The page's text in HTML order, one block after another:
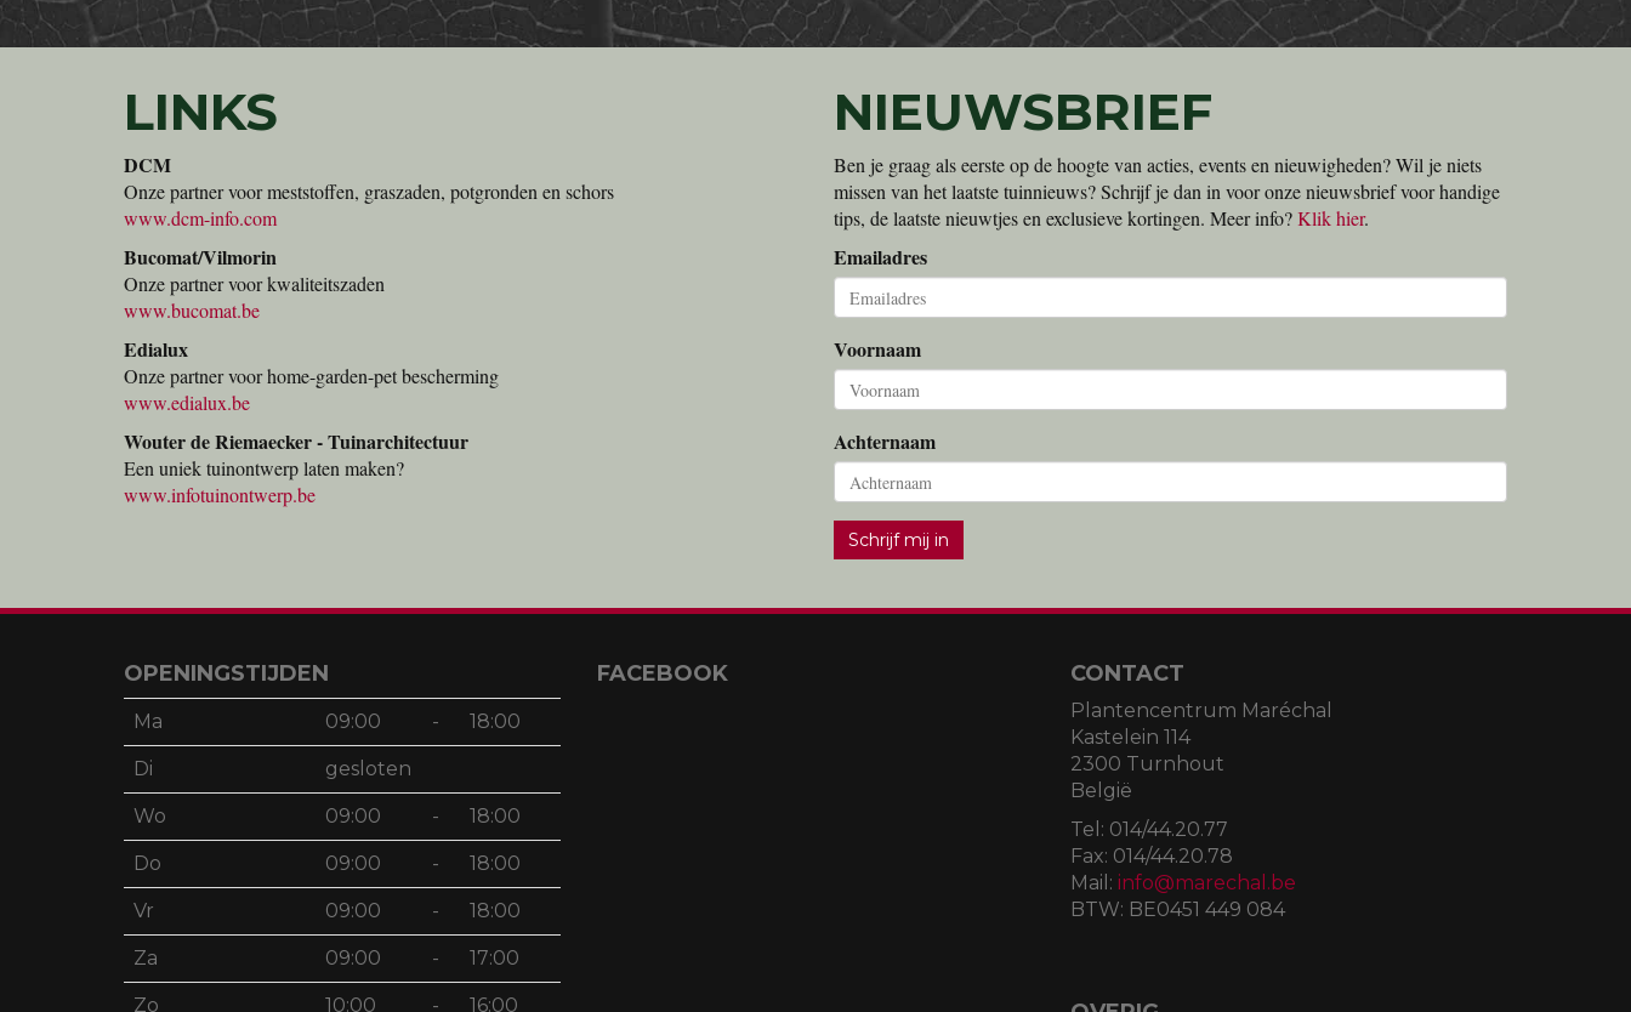
LINKS
DCM
Onze partner voor meststoffen, graszaden, potgronden en schors
www.dcm-info.com
Bucomat/Vilmorin
Onze partner voor kwaliteitszaden
www.bucomat.be
Edialux
Onze partner voor home-garden-pet bescherming
www.edialux.be
Wouter de Riemaecker - Tuinarchitectuur
Een uniek tuinontwerp laten maken?
www.infotuinontwerp.be
NIEUWSBRIEF
Ben je graag als eerste op de hoogte van acties, events en nieuwigheden? Wil je niets
missen van het laatste tuinnieuws? Schrijf je dan in voor onze nieuwsbrief voor handige
tips, de laatste nieuwtjes en exclusieve kortingen. Meer info?Klik hier.
Emailadres
Voornaam
Achternaam
Schrijf mij in
OPENINGSTIJDEN
Ma 09:00 - 18:00
Di gesloten
Wo 09:00 - 18:00
Do 09:00 - 18:00
Vr 09:00 - 18:00
Za 09:00 - 17:00
Zo 10:00 - 16:00
FACEBOOK CONTACT
Plantencentrum Maréchal
Kastelein 114
2300 Turnhout
België
Tel: 014/44.20.77
Fax: 014/44.20.78
Mail: info@marechal.be
BTW: BE0451 449 084